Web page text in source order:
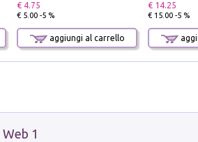
€ 4.75
€ 5.00 -5 %
aggiungi al carrello
€ 14.25
€ 15.00 -5 %
1